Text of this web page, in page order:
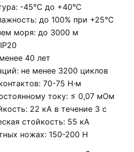
-45°C до +40°C
до 100% при +25°C
моря: до 3000 м
40 лет
не менее 3200 циклов
70-75 Н·м
току: ≤ 0,07 мОм
22 кА в течение 3 с
стойкость: 55 кА
ножах: 150-200 Н